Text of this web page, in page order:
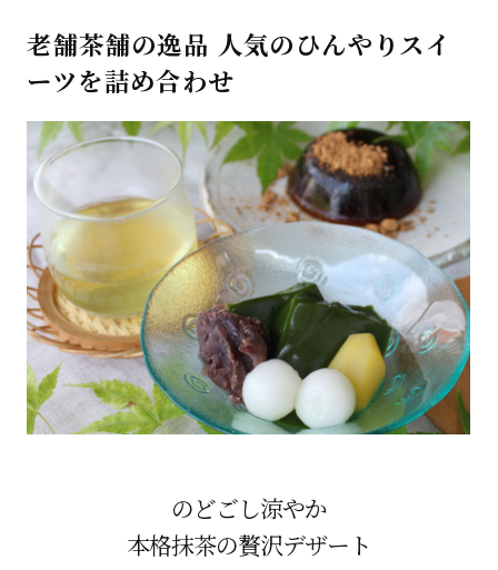
老舗茶舗の逸品 人気のひんやりスイ
ーツを詰め合わせ
のどごし涼やか
本格抹茶の贅沢デザート